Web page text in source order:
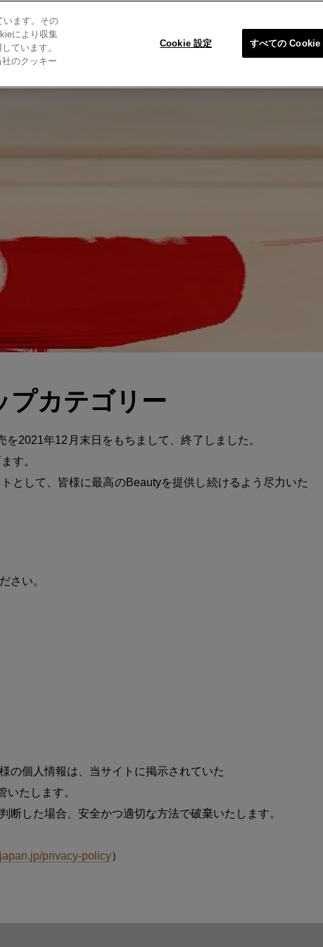
プカテゴリー
2021年12月末日をもちまして、終了しました。
す。
として、皆様に最高のBeautyを提供し続けるよう尽力いた
さい。
の個人情報は、当サイトに掲示されていた
いたします。
断した場合、安全かつ適切な方法で破棄いたします。
privacy-policy）
います。その
により収集
ています。
のクッキー
Cookie 設定 すべての Cookie